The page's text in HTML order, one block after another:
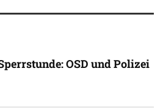
OSD und Polizei